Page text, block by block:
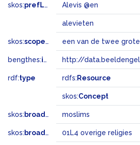
skos:prefLabel Alevis @en
alevieten
skos:scopeNote
bengthes:inSet http://
rdf:type rdfs: Resource
skos:Concept
skos: broader moslims
skos: broadMatch 01L4 overige religies